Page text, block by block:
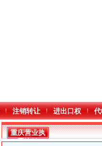
注销转让 进出口权
重庆营业执
照注销